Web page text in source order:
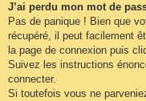
J’ai perdu mon mot de
Pas de panique ! Bien que
récupéré, il peut facilement
la page de connexion puis
Suivez les instructions
connecter.
Si toutefois vous ne